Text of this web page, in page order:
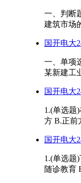
一、判断
建筑市场
国开电大
一、单项
某新建工
国开电大
1.(单选题
方 B.正前
国开电大
1.(单选题
随诊教育